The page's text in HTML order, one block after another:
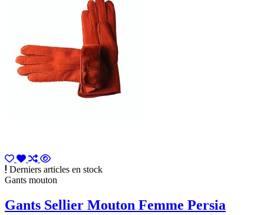
Derniers articles en stock
Gants mouton
Gants Sellier Mouton Femme Persia